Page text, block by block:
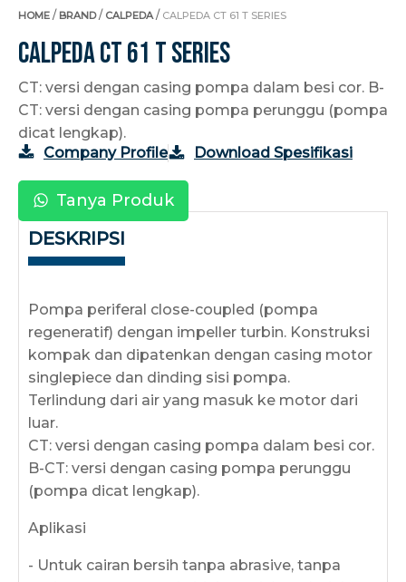
HOME / BRAND/ CALPEDA / CALPEDA CT 61 T SERIES
Calpeda CT 61 T Series
CT: versi dengan casing pompa dalam besi cor. B-
CT: versi dengan casing pompa perunggu (pompa
dicat lengkap).
Company Profile
Download Spesifikasi
Tanya Produk
DESKRIPSI
Pompa periferal close-coupled (pompa
regeneratif) dengan impeller turbin. Konstruksi
kompak dan dipatenkan dengan casing motor
singlepiece dan dinding sisi pompa.
Terlindung dari air yang masuk ke motor dari
luar.
CT: versi dengan casing pompa dalam besi cor.
B-CT: versi dengan casing pompa perunggu
(pompa dicat lengkap).
Aplikasi
- Untuk cairan bersih tanpa abrasive, tanpa